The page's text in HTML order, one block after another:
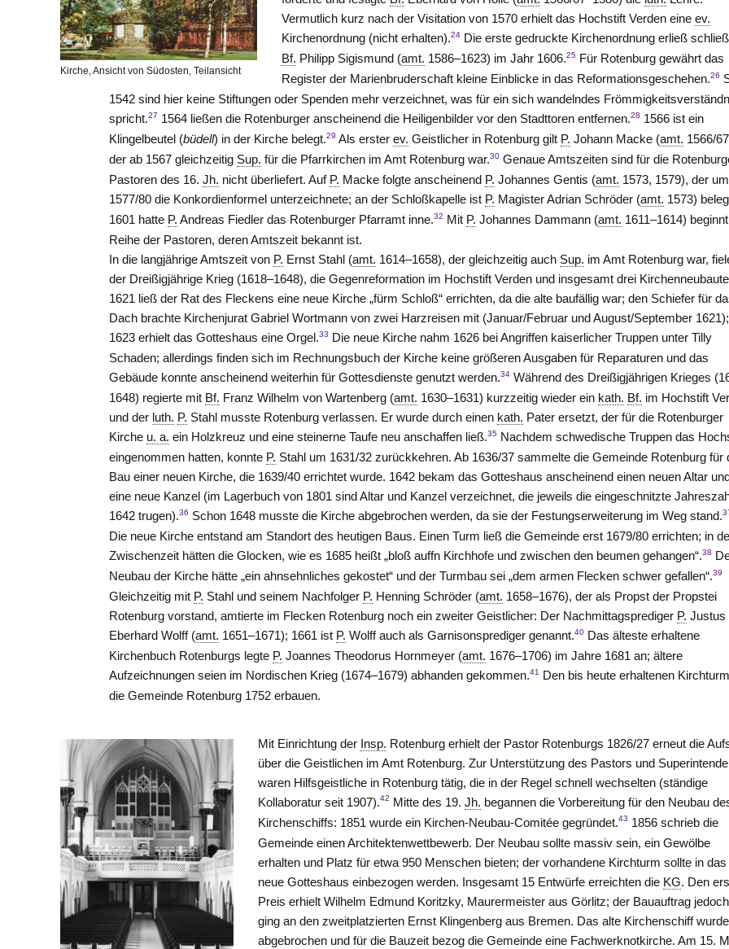
Kirche, Ansicht von Südosten, Teilansicht
Vermutlich kurz nach der Visitation von 1570 erhielt das HochstiftVerden eineev.
Kirchenordnung (nicht erhalten).24 Die erste gedruckte Kirchenordnung erließ
Bf. Philipp Sigismund (amt. 1586–1623) im Jahr 1606.25 Für Rotenburg gewährt das
Register der Marienbruderschaft kleine Einblicke in das Reformationsgeschehen.26
1542 sind hier keine Stiftungen oder Spenden mehr verzeichnet, was für ein sich wandelndes
spricht.27 1564 ließen die Rotenburger anscheinend die Heiligenbilder vor den Stadttoren entfernen.28 1566 ist ein
Klingelbeutel (büdell) in der Kirche belegt.29 Als ersterev. Geistlicher in Rotenburg gilt P. Johann Macke (amt. 1566/
der ab 1567 gleichzeitig Sup. für die Pfarrkirchen im Amt Rotenburg war.30 Genaue Amtszeiten sind für die
Pastoren des 16.Jh. nicht überliefert. Auf P. Macke folgte anscheinend P. Johannes Gentis (amt. 1573, 1579), der um
1577/80 die Konkordienformel unterzeichnete; an der Schloßkapelle ist P. Magister Adrian Schröder (amt. 1573)
1601 hatte P. Andreas Fiedler das Rotenburger Pfarramt inne.32 Mit P. Johannes Dammann (amt. 1611–1614)
Reihe der Pastoren, deren Amtszeit bekannt ist.
In die langjährige Amtszeit von P. Ernst Stahl (amt. 1614–1658), der gleichzeitig auch Sup. im Amt Rotenburg war,
der Dreißigjährige Krieg (1618–1648), die Gegenreformation im HochstiftVerden und insgesamt drei
1621 ließ der Rat des Fleckens eine neue Kirche „fürm Schloß“ errichten, da die alte baufällig war; den Schiefer für
Dach brachte Kirchenjurat Gabriel Wortmann von zwei Harzreisen mit (Januar/Februar und August/September 1621);
1623 erhielt das Gotteshaus eine Orgel.33 Die neue Kirche nahm 1626 bei Angriffen kaiserlicher Truppen unter Tilly
Schaden; allerdings finden sich im Rechnungsbuch der Kirche keine größeren Ausgaben für Reparaturen und das
Gebäude konnte anscheinend weiterhin für Gottesdienste genutzt werden.34 Während des Dreißigjährigen Krieges
1648) regierte mit Bf. Franz Wilhelm von Wartenberg (amt. 1630–1631) kurzzeitig wieder ein kath. Bf. im Hochstift
und der luth. P. Stahl musste Rotenburg verlassen. Er wurde durch einen kath. Pater ersetzt, der für die Rotenburger
Kirche u. a. ein Holzkreuz und eine steinerne Taufe neu anschaffen ließ.35 Nachdem schwedische Truppen das
eingenommen hatten, konnte P. Stahl um 1631/32 zurückkehren. Ab 1636/37 sammelte die Gemeinde Rotenburg für
Bau einer neuen Kirche, die 1639/40 errichtet wurde. 1642 bekam das Gotteshaus anscheinend einen neuen Altar
eine neue Kanzel (im Lagerbuch von 1801 sind Altar und Kanzel verzeichnet, die jeweils die eingeschnitzte
1642 trugen).36 Schon 1648 musste die Kirche abgebrochen werden, da sie der Festungserweiterung im Weg stand.
Die neue Kirche entstand am Standort des heutigen Baus. Einen Turm ließ die Gemeinde erst 1679/80 errichten; in
Zwischenzeit hätten die Glocken, wie es 1685 heißt „bloß auffn Kirchhofe und zwischen den beumen gehangen“.38
Neubau der Kirche hätte „ein ahnsehnliches gekostet“ und der Turmbau sei „dem armen Flecken schwer gefallen“.39
Gleichzeitig mit P. Stahl und seinem Nachfolger P. Henning Schröder (amt. 1658–1676), der als Propst der Propstei
Rotenburg vorstand, amtierte im Flecken Rotenburg noch ein zweiter Geistlicher: Der Nachmittagsprediger P. Justus
Eberhard Wolff (amt. 1651–1671); 1661 ist P. Wolff auch als Garnisonsprediger genannt.40 Das älteste erhaltene
Kirchenbuch Rotenburgs legte P. Joannes Theodorus Hornmeyer (amt. 1676–1706) im Jahre 1681 an; ältere
Aufzeichnungen seien im Nordischen Krieg (1674–1679) abhanden gekommen.41
Den bis heute erhaltenen
die Gemeinde Rotenburg 1752 erbauen.
Mit Einrichtung der Insp. Rotenburg erhielt der Pastor Rotenburgs 1826/27 erneut die
über die Geistlichen im Amt Rotenburg. Zur Unterstützung des Pastors und
waren Hilfsgeistliche in Rotenburg tätig, die in der Regel schnell wechselten (ständige
Kollaboratur seit 1907).42 Mitte des 19.Jh. begannen die Vorbereitung für den Neubau
Kirchenschiffs: 1851 wurde ein Kirchen-Neubau-Comitée gegründet.43 1856 schrieb die
Gemeinde einen Architektenwettbewerb. Der Neubau sollte massiv sein, ein Gewölbe
erhalten und Platz für etwa 950 Menschen bieten; der vorhandene Kirchturm sollte in das
neue Gotteshaus einbezogen werden. Insgesamt 15 Entwürfe erreichten die KG. Den
Preis erhielt Wilhelm Edmund Koritzky, Maurermeister aus Görlitz; der Bauauftrag jedoch
ging an den zweitplatzierten Ernst Klingenberg aus Bremen. Das alte Kirchenschiff wurde
abgebrochen und für die Bauzeit bezog die Gemeinde eine Fachwerknotkirche. Am 15.